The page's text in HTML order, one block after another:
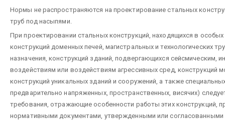
Нормы не распространяются на проектирование стальных
труб под насыпями.
При проектировании стальных конструкций, находящихся в
конструкций доменных печей, магистральных и технологических
назначения, конструкций зданий, подвергающихся сейсмическим,
воздействиям или воздействиям агрессивных сред, конструкций
конструкций уникальных зданий и сооружений, а также
предварительно напряженных, пространственных, висячих)
требования, отражающие особенности работы этих конструкций,
нормативными документами, утвержденными или согласованными